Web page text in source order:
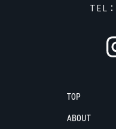
TEL：
TOP
ABOUT